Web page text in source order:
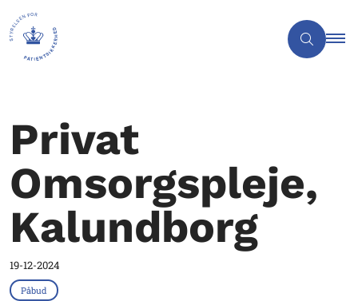
Privat
Omsorgspleje,
Kalundborg
19-12-2024
Påbud